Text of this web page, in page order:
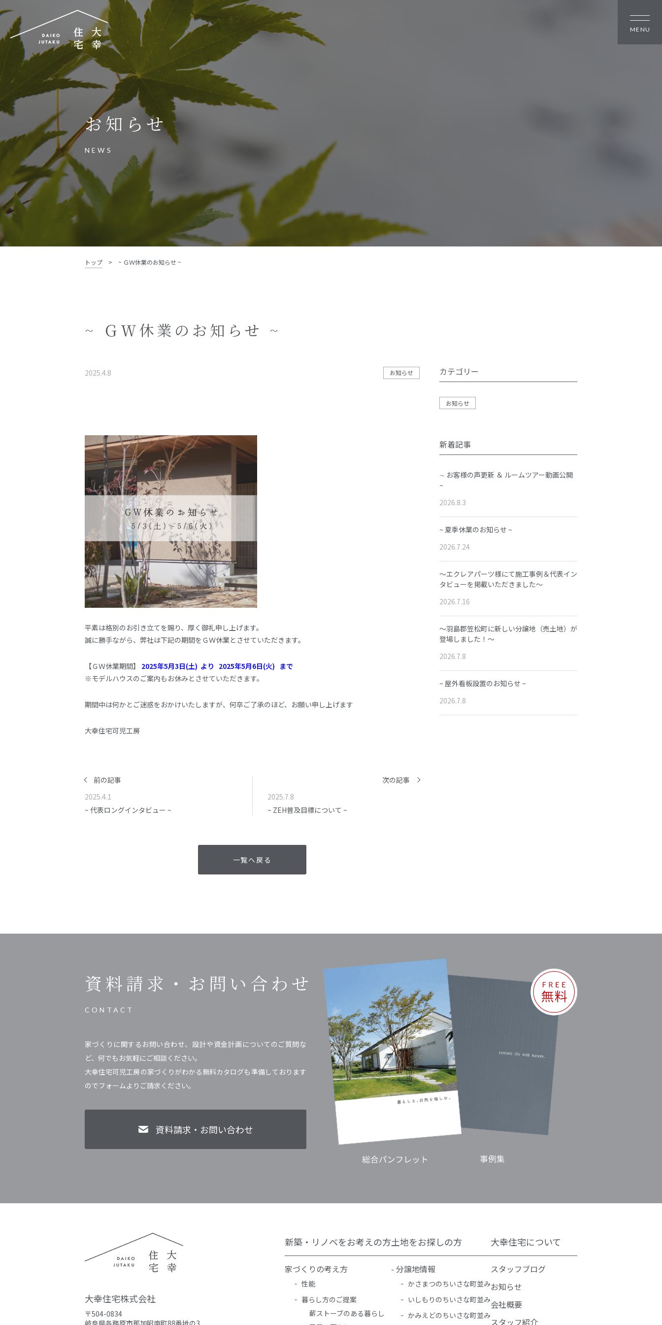
大幸住宅株式会社
〒504-0834
岐阜県各務原市那加昭南町88番地の3
大幸住宅可児工房
岐阜県可児市下恵土3433番地652
お電話でのご相談はお気軽に
TEL. 0574-60-1161
資料請求・お問い合わせ
暮らし方のご提案
薪ストーブのある暮らし
平屋の暮らし
四季を感じる暮らし
アフターサポート
家づくりの流れ
イベント
お知らせ
NEWS
トップ > ~ ＧＷ休業のお知らせ ~
~ ＧＷ休業のお知らせ ~
2025.4.8 お知らせ
平素は格別のお引き立てを賜り、厚く御礼申し上げます。
誠に勝手ながら、弊社は下記の期間をＧＷ休業とさせていただきます。
【ＧＷ休業期間】 2025年5月3日(土) より 2025年5月6日(火) まで
※モデルハウスのご案内もお休みとさせていただきます。
期間中は何かとご迷惑をおかけいたしますが、何卒ご了承のほど、お願い申し上げます
大幸住宅可児工房
前の記事
2025.4.1
~ 代表ロングインタビュー ~
次の記事
2025.7.8
~ ZEH普及目標について ~
一覧へ戻る
カテゴリー
お知らせ
新着記事
∼ お客様の声更新 ＆ ルームツアー動画公開
~
2026.8.3
~ 夏季休業のお知らせ ~
2026.7.24
～エクレアパーツ様にて施工事例＆代表イン
タビューを掲載いただきました～
2026.7.16
～羽島郡笠松町に新しい分譲地（売土地）が
登場しました！～
2026.7.8
~ 屋外看板設置のお知らせ ~
2026.7.8
資料請求・ お問い合わせ
CONTACT
家づくりに関するお問い合わせ、設計や資金計画についてのご質問な
ど、何でもお気軽にご相談ください。
大幸住宅可児工房の家づくりがわかる無料カタログも準備しております
のでフォームよりご請求ください。
資料請求・お問い合わせ
大幸住宅株式会社
〒504-0834
新築・リノベをお考えの方
家づくりの考え方
性能
暮らし方のご提案
薪ストーブのある暮らし
土地をお探しの方
- 分譲地情報
かさまつのちいさな町並み
いしもりのちいさな町並み
かみえどのちいさな町並み
大幸住宅について
スタッフブログ
お知らせ
会社概要
スタッフ紹介